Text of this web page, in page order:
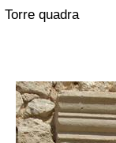
Torre quadra